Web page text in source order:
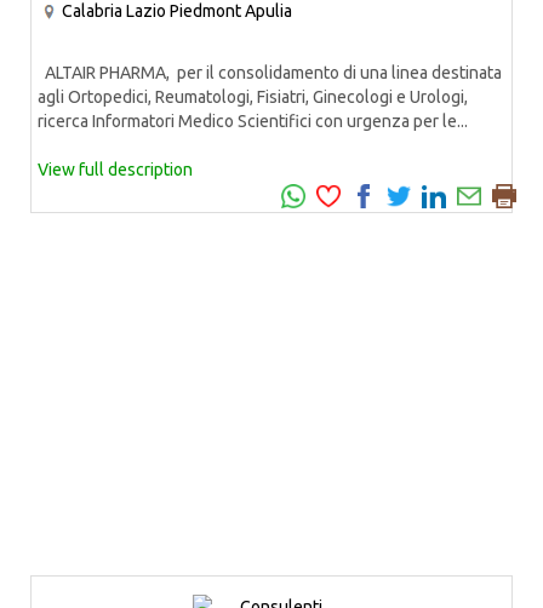
Calabria Lazio PiedmontApulia
ALTAIR PHARMA, per il consolidamento di una linea destinata
agli Ortopedici, Reumatologi, Fisiatri, Ginecologi e Urologi,
ricerca Informatori Medico Scientifici con urgenza per le...
View full description